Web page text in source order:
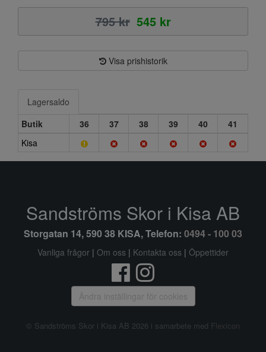
795 kr 545 kr
Visa prishistorik
Lagersaldo
Butik
36 37 38 39 40
41
Kisa
Sandströms Skor i Kisa AB
Storgatan 14, 590 38 KISA, Telefon: 0494 - 100 03
Vanliga frågor | Om oss | Kontakta oss | Öppettider
Ändra inställingar för cookies
© Sandströms Skor i Kisa AB 2026 i samarbete med Flexicon